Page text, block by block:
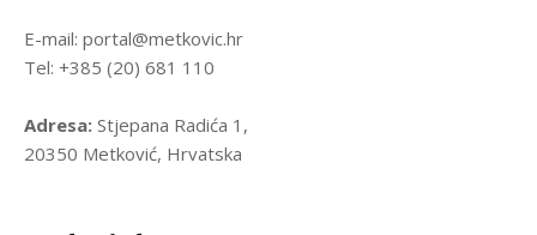
E-mail: portal@metkovic.hr
Tel: +385 (20) 681 110
Adresa: Stjepana Radića 1,
20350 Metković, Hrvatska